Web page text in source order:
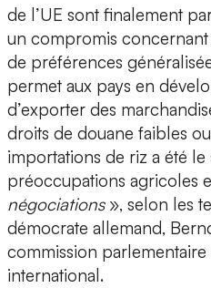
de l’UE sont finalement
un compromis concernant
de préférences
permet aux pays en
d’exporter des
droits de douane faibles
importations de riz a été le
préoccupations agricoles
négociations», selon les
démocrate allemand,
commission
international.